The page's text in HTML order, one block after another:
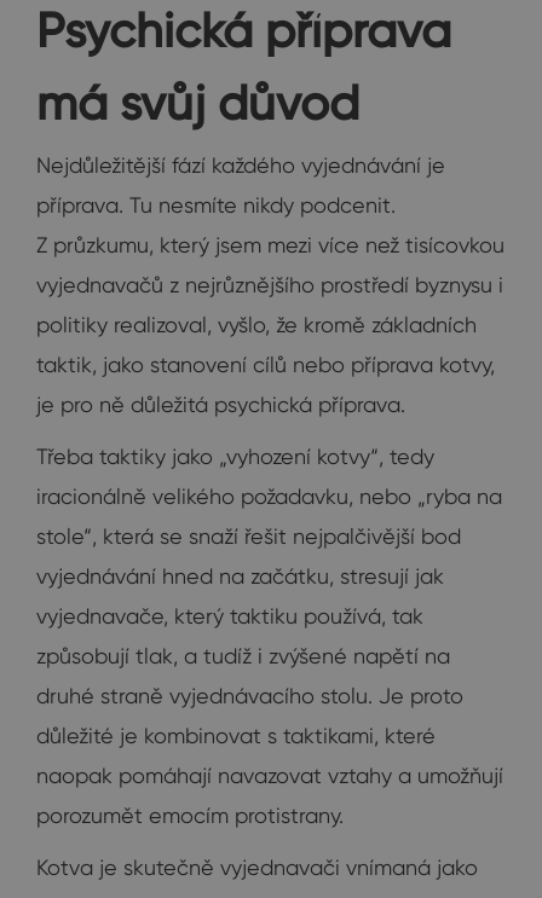
Psychická příprava
má svůj důvod
Nejdůležitější fází každého vyjednávání je
příprava. Tu nesmíte nikdy podcenit.
Z průzkumu, který jsem mezi více než tisícovkou
vyjednavačů z nejrůznějšího prostředí byznysu i
politiky realizoval, vyšlo, že kromě základních
taktik, jako stanovení cílů nebo příprava kotvy,
je pro ně důležitá psychická příprava.
Třeba taktiky jako „vyhození kotvy“, tedy
iracionálně velikého požadavku, nebo „ryba na
stole“, která se snaží řešit nejpalčivější bod
vyjednávání hned na začátku, stresují jak
vyjednavače, který taktiku používá, tak
způsobují tlak, a tudíž i zvýšené napětí na
druhé straně vyjednávacího stolu. Je proto
důležité je kombinovat s taktikami, které
naopak pomáhají navazovat vztahy a umožňují
porozumět emocím protistrany.
Kotva je skutečně vyjednavači vnímaná jako